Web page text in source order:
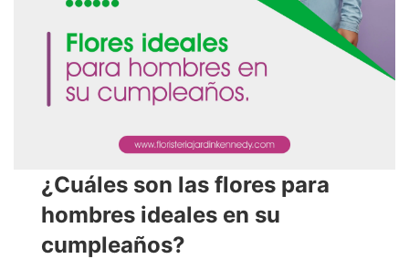
¿Cuáles son las flores para
hombres ideales en su
cumpleaños?